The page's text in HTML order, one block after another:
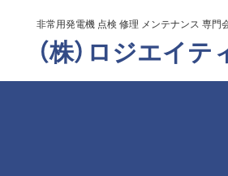
非常用発電機 点検 修理 メンテナンス 専門
（株）ロジエイテ